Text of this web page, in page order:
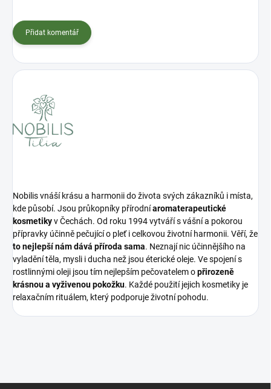
Přidat komentář
Nobilis vnáší krásu a harmonii do života svých zákazníků i místa,
kde působí. Jsou průkopníky přírodníaromaterapeutické
kosmetikyv Čechách. Od roku 1994 vytváří s vášní a pokorou
přípravky účinně pečující o pleť i celkovou životní harmonii. Věří, že
to nejlepší nám dává příroda sama. Neznají nic účinnějšího na
vyladění těla, mysli i ducha než jsou éterické oleje. Ve spojení s
rostlinnými oleji jsou tím nejlepším pečovatelem opřirozeně
krásnou a vyživenou pokožku. Každé použití jejich kosmetiky je
relaxačním rituálem, který podporuje životní pohodu.